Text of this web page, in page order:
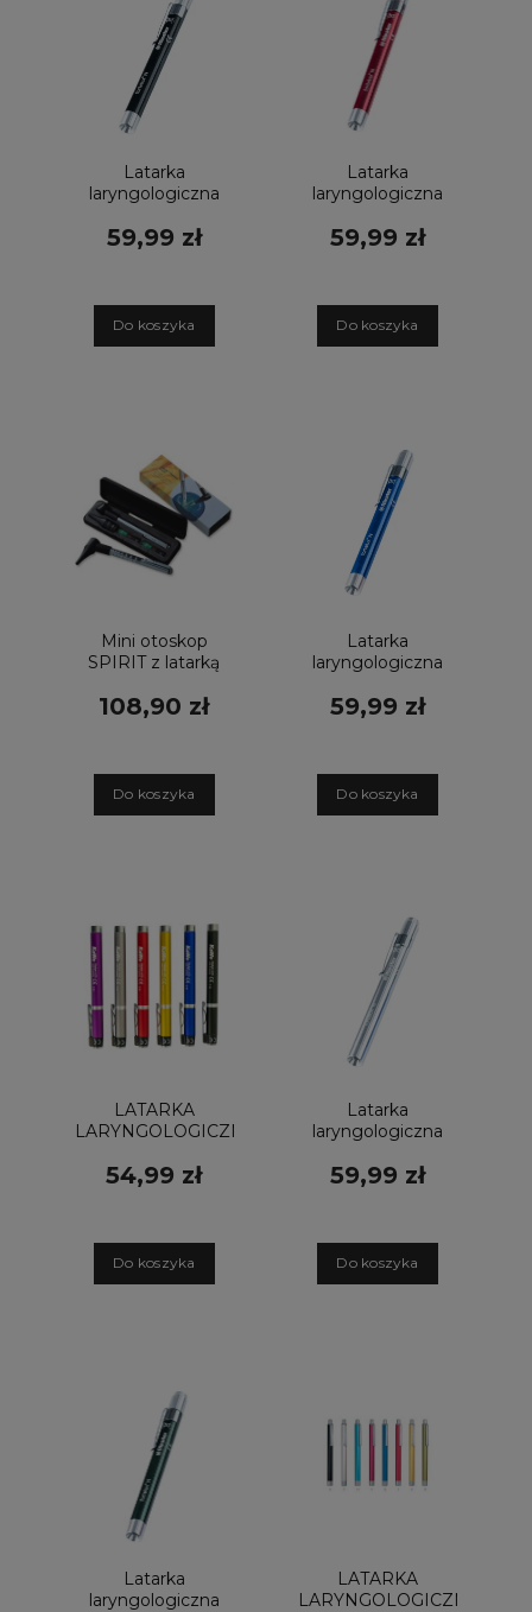
Latarka
laryngologiczna
LED czarna
59,99 zł
Do koszyka
Latarka
laryngologiczna
LED czerwona
59,99 zł
Do koszyka
Mini otoskop
SPIRIT z latarką
108,90 zł
Do koszyka
Latarka
laryngologiczna
LED niebieska
59,99 zł
Do koszyka
LATARKA
LARYNGOLOGICZNA
LED
54,99 zł
Do koszyka
Latarka
laryngologiczna
LED srebrna
59,99 zł
Do koszyka
Latarka
laryngologiczna
LATARKA
LARYNGOLOGICZNA